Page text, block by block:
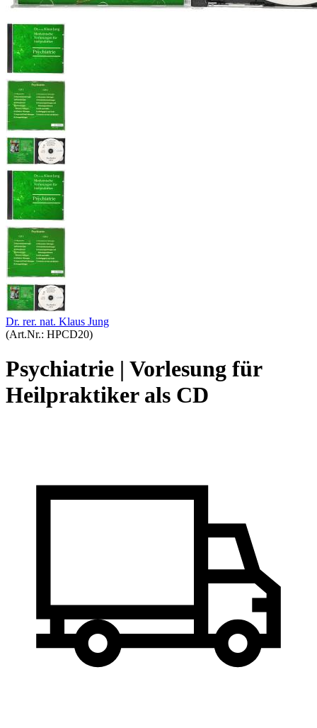
Dr. rer. nat. Klaus Jung
(Art.Nr.: HPCD20)
Psychiatrie | Vorlesung für
Heilpraktiker als CD